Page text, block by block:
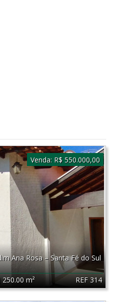
REF 314
Ana Rosa–Santa Fé do Sul
250.00 m²
Venda: R$ 550.000,00